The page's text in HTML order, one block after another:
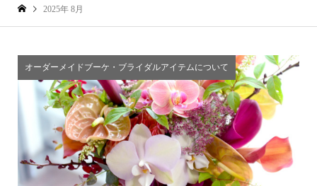
2025年 8月
オーダーメイドブーケ・ブライダルアイテムについて